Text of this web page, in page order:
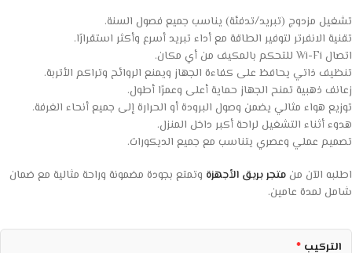
تشغيل مزدوج (تبريد/تدفئة) يناسب جميع فصول السنة.
تقنية الانفرتر لتوفير الطاقة مع أداء تبريد أسرع وأكثر استقرارًا.
اتصال Wi-Fi للتحكم بالمكيف من أي مكان.
تنظيف ذاتي يحافظ على كفاءة الجهاز ويمنع الروائح وتراكم الأتربة.
زعانف ذهبية تمنح الجهاز حماية أعلى وعمرًا أطول.
توزيع هواء مثالي يضمن وصول البرودة أو الحرارة إلى جميع أنحاء الغرفة.
هدوء أثناء التشغيل لراحة أكبر داخل المنزل.
تصميم عملي وعصري يتناسب مع جميع الديكورات.
اطلبه الآن منمتجر بريق الأجهزة وتمتع بجودة مضمونة وراحة مثالية مع ضمان
شامل لمدة عامين.
التركيب *